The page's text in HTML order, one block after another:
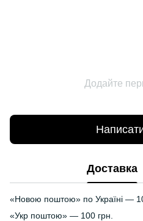
Додайте
Доставка
«Новою поштою» по Україні —
«Укр поштою» — 100 грн.